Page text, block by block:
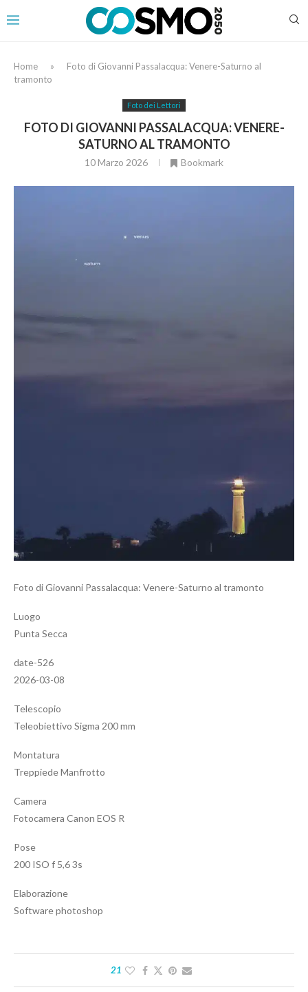
Home »
Foto di Giovanni Passalacqua: Venere-Saturno al
tramonto
Foto dei Lettori
FOTO DI GIOVANNI PASSALACQUA: VENERE-
SATURNO AL TRAMONTO
10 Marzo 2026 Bookmark
Foto di Giovanni Passalacqua: Venere-Saturno al tramonto
Luogo
Punta Secca
date-526
2026-03-08
Telescopio
Teleobiettivo Sigma 200 mm
Montatura
Treppiede Manfrotto
Camera
Fotocamera Canon EOS R
Pose
200 ISO f 5,6 3s
Elaborazione
Software photoshop
21